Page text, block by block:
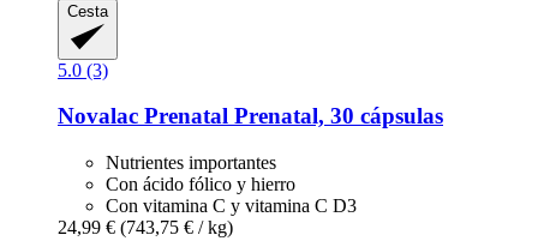
Cesta
5.0 (3)
Novalac Prenatal Prenatal, 30 cápsulas
Nutrientes importantes
Con ácido fólico y hierro
Con vitamina C y vitamina C D3
24,99 € (743,75 € / kg)